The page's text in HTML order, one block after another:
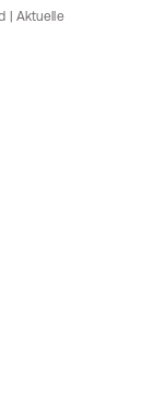
| Aktuelle